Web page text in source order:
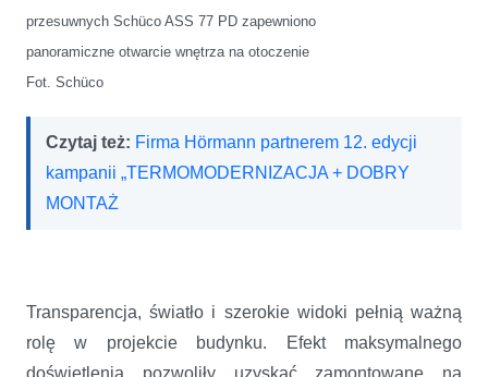
przesuwnych Schüco ASS 77 PD zapewniono
panoramiczne otwarcie wnętrza na otoczenie
Fot. Schüco
Czytaj też: Firma Hörmann partnerem 12. edycji
kampanii „TERMOMODERNIZACJA + DOBRY
MONTAŻ
Transparencja, światło i szerokie widoki pełnią ważną
rolę w projekcie budynku. Efekt maksymalnego
doświetlenia pozwoliły uzyskać zamontowane na